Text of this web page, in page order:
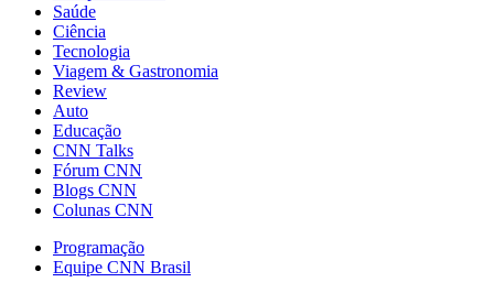
Saúde
Ciência
Tecnologia
Viagem & Gastronomia
Review
Auto
Educação
CNN Talks
Fórum CNN
Blogs CNN
Colunas CNN
Programação
Equipe CNN Brasil